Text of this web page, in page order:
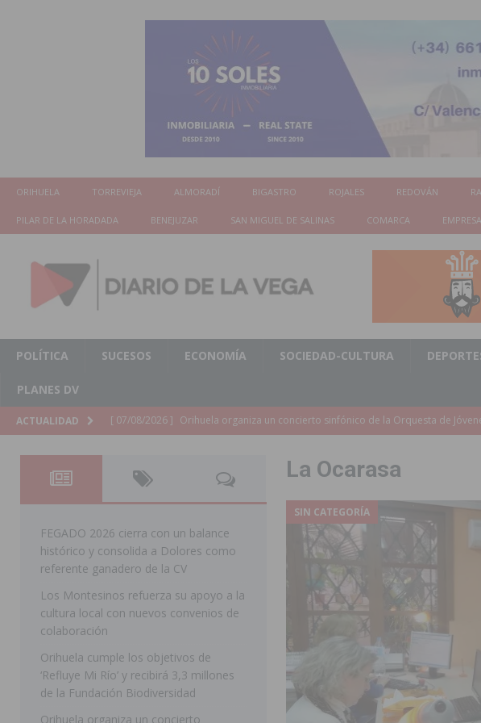
ORIHUELA TORREVIEJA ALMORADÍ BIGASTRO ROJALES REDOVÁN
PILAR DE LA HORADADA BENEJUZAR SAN MIGUEL DE SALINAS COMARCA
POLÍTICA SUCESOS ECONOMÍA SOCIEDAD-CULTURA
PLANES DV
ACTUALIDAD [ 07/08/2026 ] El Ayuntamiento de Almoradí mejora la accesibilidad de las
[ 07/08/2026 ]
Educación destina 1,2 millones adicionales al CEIP nº 2 de Catral
[ 07/08/2026 ] La Policía Nacional desarticula un grupo criminal especializado
clonación de llaves electrónicas
ORIHUELA
[ 07/08/2026 ] Torrevieja impulsa el empleo con la contratación de 55
[ 07/08/2026 ] Raiguero de Bonanza alerta del riesgo de incendios e
[ 07/08/2026 ]
La Generalitat impulsa el desdoblamiento de la CV-95, clave para
[ 07/08/2026 ] Benferri ya se prepara para dar comienzo a sus Fiestas 2026
La Ocarasa
SIN CATEGORÍA
FEGADO 2026 cierra con un balance
histórico y consolida a Dolores como
referente ganadero de la CV
Los Montesinos refuerza su apoyo a la
cultura local con nuevos convenios de
colaboración
Orihuela cumple los objetivos de
‘Refluye Mi Río’ y recibirá 3,3 millones
de la Fundación Biodiversidad
Orihuela organiza un concierto